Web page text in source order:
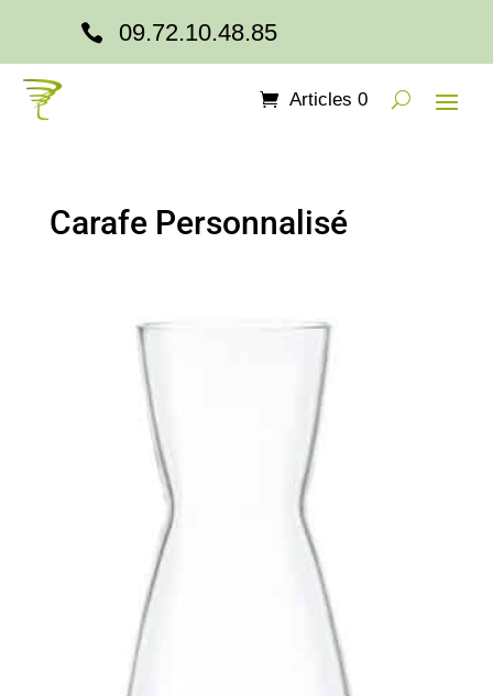
 09.72.10.48.85
Articles 0
Carafe Personnalisé